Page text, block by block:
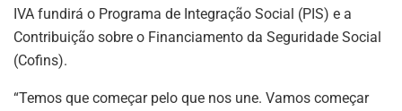
IVA fundirá o Programa de Integração Social (PIS) e a
Contribuição sobre o Financiamento da Seguridade Social
(Cofins).
“Temos que começar pelo que nos une. Vamos começar